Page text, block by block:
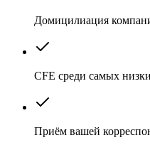
Домицилиация
CFE среди самых
Приём вашей